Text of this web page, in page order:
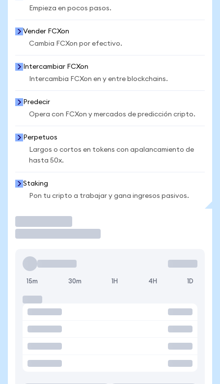
Empieza en pocos pasos.
Vender FCXon
Cambia FCXon por efectivo.
Intercambiar FCXon
Intercambia FCXon en y entre blockchains.
Predecir
Opera con FCXon y mercados de predicción cripto.
Perpetuos
Largos o cortos en tokens con apalancamiento de
hasta 50x.
Staking
Pon tu cripto a trabajar y gana ingresos pasivos.
15m 30m 1H 4H 1D